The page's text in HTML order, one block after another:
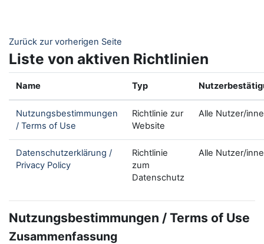
Zurück zur vorherigen Seite
Liste von aktiven Richtlinien
Name Typ
Nutzungsbestimmungen
/ Terms of Use
Richtlinie zur
Website
Alle Nutzer/
Datenschutzerklärung /
Privacy Policy
Richtlinie
zum
Datenschutz
Alle Nutzer/
Nutzungsbestimmungen / Terms of Use
Zusammenfassung